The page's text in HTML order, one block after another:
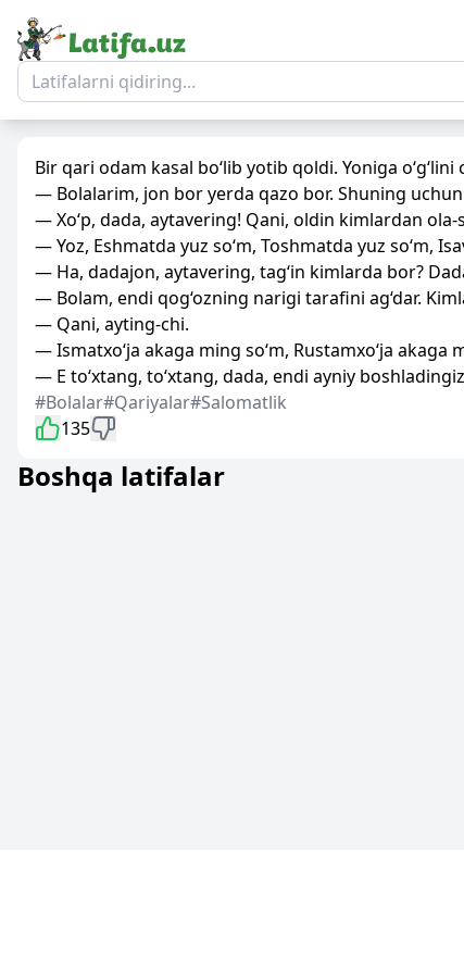
Bir qari odam kasal bo‘lib yotib qoldi. Yoniga
— Bolalarim, jon bor yerda qazo bor. Shuning
— Xo‘p, dada, aytavering! Qani, oldin kimlardan
— Yoz, Eshmatda yuz so‘m, Toshmatda yuz so‘m,
— Ha, dadajon, aytavering, tag‘in kimlarda bor?
— Bolam, endi qog‘ozning narigi tarafini ag‘dar.
— Qani, ayting-chi.
— Ismatxo‘ja akaga ming so‘m, Rustamxo‘ja akaga
— E to‘xtang, to‘xtang, dada, endi ayniy
#Bolalar#Qariyalar#Salomatlik
135
Boshqa latifalar